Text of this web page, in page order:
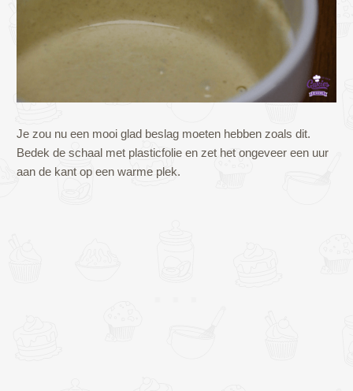
Je zou nu een mooi glad beslag moeten hebben zoals dit.
Bedek de schaal met plasticfolie en zet het ongeveer een uur
aan de kant op een warme plek.